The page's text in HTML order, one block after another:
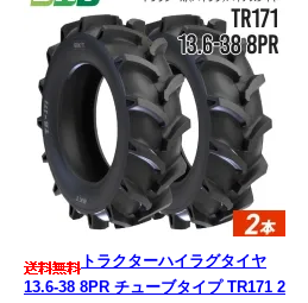
トラクターハイラグタイヤ
13.6-38 8PR チューブタイプ TR171 2